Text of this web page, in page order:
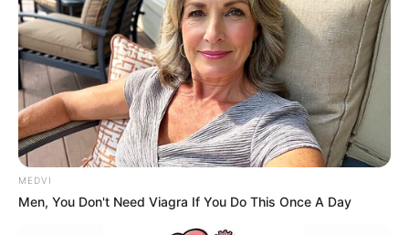
MEDVI
Men, You Don't Need Viagra If You Do This Once A Day